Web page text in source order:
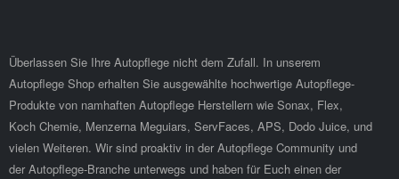
Überlassen Sie Ihre Autopflege nicht dem Zufall. In unserem
Autopflege Shop erhalten Sie ausgewählte hochwertige Autopflege-
Produkte von namhaften Autopflege Herstellern wie Sonax, Flex,
Koch Chemie, Menzerna Meguiars, ServFaces, APS, Dodo Juice, und
vielen Weiteren. Wir sind proaktiv in der Autopflege Community und
der Autopflege-Branche unterwegs und haben für Euch einen der